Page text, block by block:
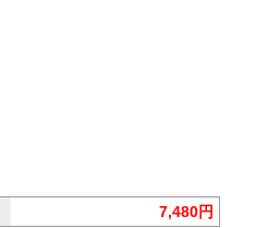
7,480円